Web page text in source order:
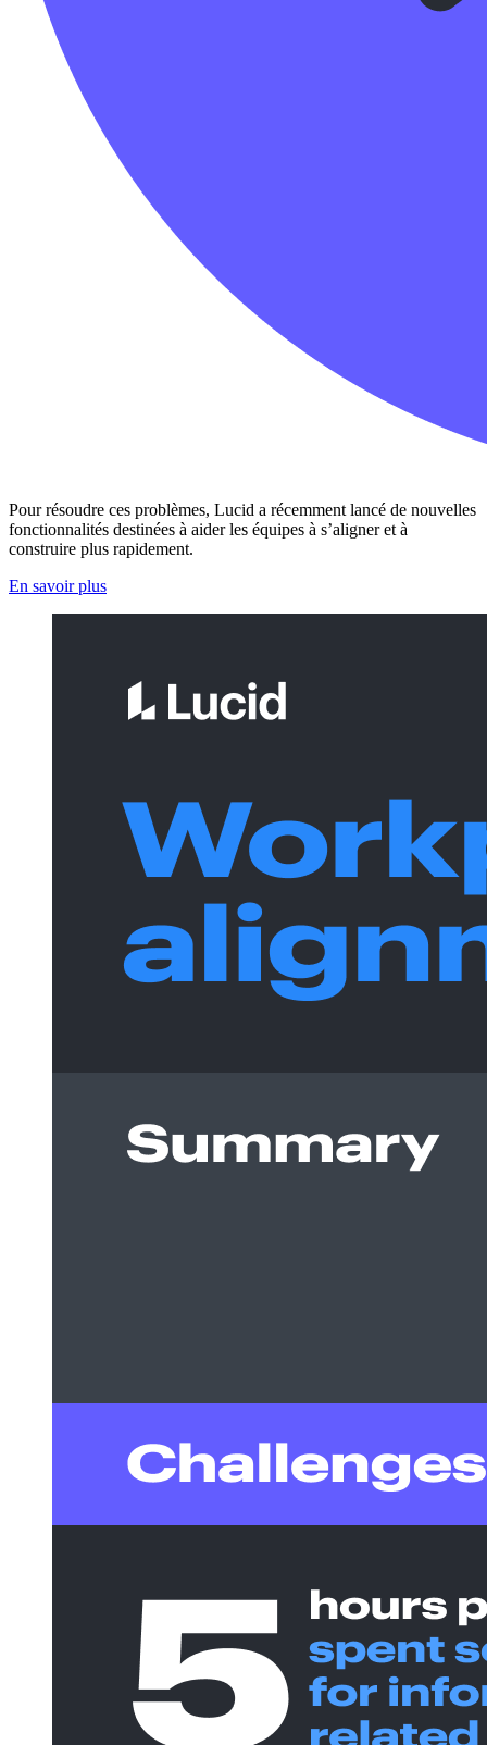
Pour résoudre ces problèmes, Lucid a récemment lancé de nouvelles
fonctionnalités destinées à aider les équipes à s’aligner et à
construire plus rapidement.
En savoir plus